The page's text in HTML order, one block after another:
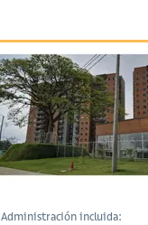
Administración incluida: